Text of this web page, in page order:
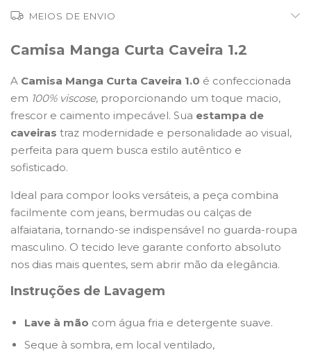
MEIOS DE ENVIO
Camisa Manga Curta Caveira 1.2
A Camisa Manga Curta Caveira 1.0 é confeccionada
em 100% viscose, proporcionando um toque macio,
frescor e caimento impecável. Sua estampa de
caveiras traz modernidade e personalidade ao visual,
perfeita para quem busca estilo autêntico e
sofisticado.
Ideal para compor looks versáteis, a peça combina
facilmente com jeans, bermudas ou calças de
alfaiataria, tornando-se indispensável no guarda-roupa
masculino. O tecido leve garante conforto absoluto
nos dias mais quentes, sem abrir mão da elegância.
Instruções de Lavagem
Lave à mão com água fria e detergente suave.
Seque à sombra, em local ventilado,